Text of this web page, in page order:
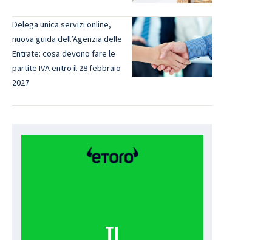
Delega unica servizi online,
nuova guida dell’Agenzia delle
Entrate: cosa devono fare le
partite IVA entro il 28 febbraio
2027